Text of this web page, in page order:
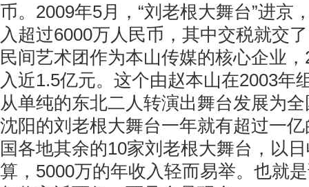
币。2009年5月，“刘老根大舞台”进京
入超过6000万人民币，其中交税就交
民间艺术团作为本山传媒的核心企业
入近1.5亿元。这个由赵本山在2003年
从单纯的东北二人转演出舞台发展为
沈阳的刘老根大舞台一年就有超过一
国各地其余的10家刘老根大舞台，以
算，5000万的年收入轻而易举。也就